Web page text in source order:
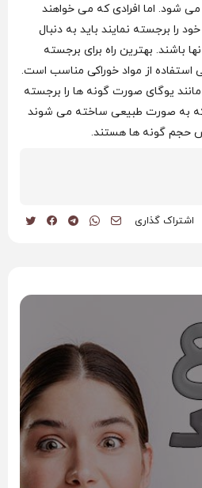
شود. اما افرادی که می خواهند
را برجسته نمایند باید به دنبال
باشند. بهترین راه برای برجسته
از مواد خوراکی مناسب است.
یوگای صورت گونه ها را برجسته
به صورت طبیعی ساخته می شوند
حجم گونه ها هستند.
اشتراک گذاری